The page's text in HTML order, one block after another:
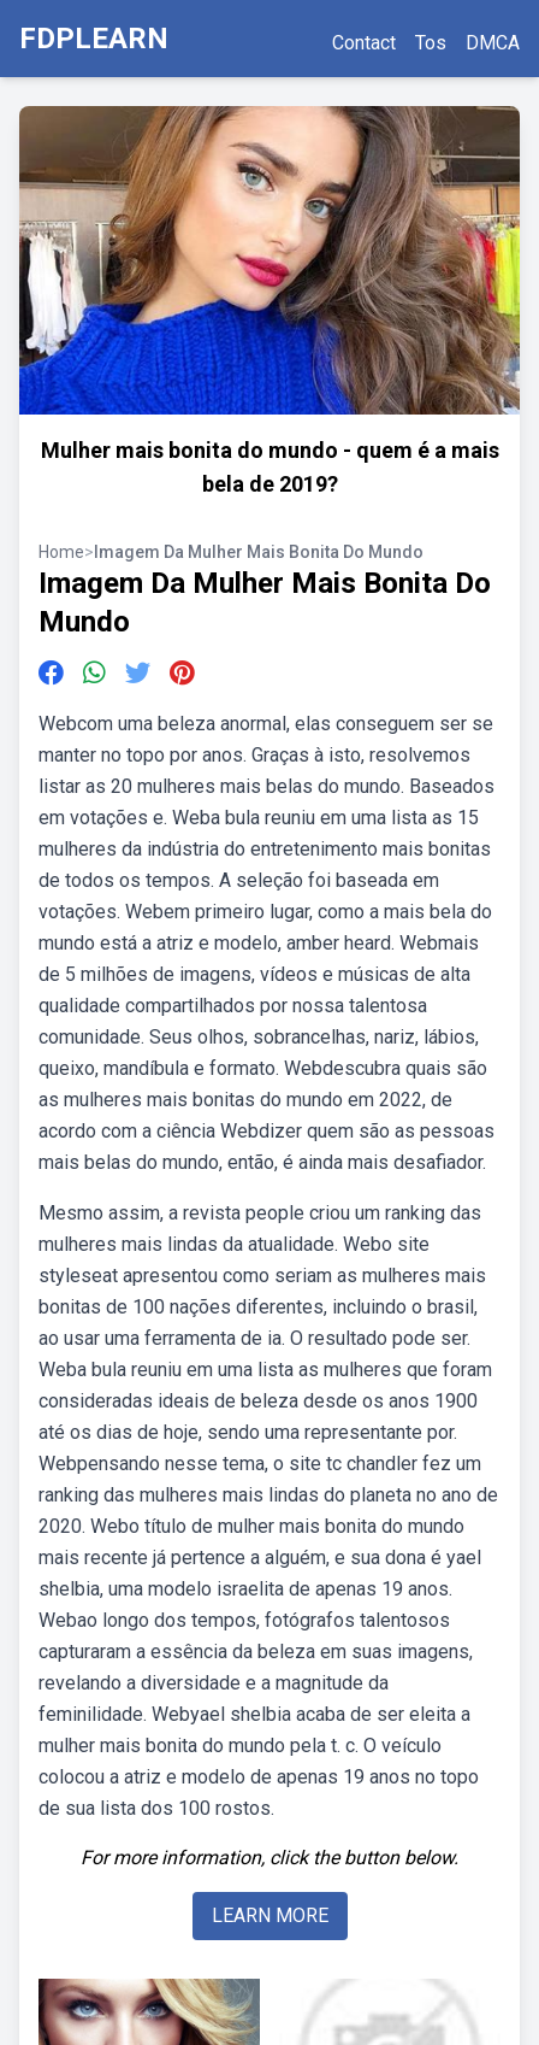
FDPLEARN Contact Tos DMCA
Mulher mais bonita do mundo - quem é a mais
bela de 2019?
Home> Imagem Da Mulher Mais Bonita Do Mundo
Imagem Da Mulher Mais Bonita Do
Mundo
Webcom uma beleza anormal, elas conseguem ser se
manter no topo por anos. Graças à isto, resolvemos
listar as 20 mulheres mais belas do mundo. Baseados
em votações e. Weba bula reuniu em uma lista as 15
mulheres da indústria do entretenimento mais bonitas
de todos os tempos. A seleção foi baseada em
votações. Webem primeiro lugar, como a mais bela do
mundo está a atriz e modelo, amber heard. Webmais
de 5 milhões de imagens, vídeos e músicas de alta
qualidade compartilhados por nossa talentosa
comunidade. Seus olhos, sobrancelhas, nariz, lábios,
queixo, mandíbula e formato. Webdescubra quais são
as mulheres mais bonitas do mundo em 2022, de
acordo com a ciência Webdizer quem são as pessoas
mais belas do mundo, então, é ainda mais desafiador.
Mesmo assim, a revista people criou um ranking das
mulheres mais lindas da atualidade. Webo site
styleseat apresentou como seriam as mulheres mais
bonitas de 100 nações diferentes, incluindo o brasil,
ao usar uma ferramenta de ia. O resultado pode ser.
Weba bula reuniu em uma lista as mulheres que foram
consideradas ideais de beleza desde os anos 1900
até os dias de hoje, sendo uma representante por.
Webpensando nesse tema, o site tc chandler fez um
ranking das mulheres mais lindas do planeta no ano de
2020. Webo título de mulher mais bonita do mundo
mais recente já pertence a alguém, e sua dona é yael
shelbia, uma modelo israelita de apenas 19 anos.
Webao longo dos tempos, fotógrafos talentosos
capturaram a essência da beleza em suas imagens,
revelando a diversidade e a magnitude da
feminilidade. Webyael shelbia acaba de ser eleita a
mulher mais bonita do mundo pela t. c. O veículo
colocou a atriz e modelo de apenas 19 anos no topo
de sua lista dos 100 rostos.
For more information, click the button below.
LEARN MORE